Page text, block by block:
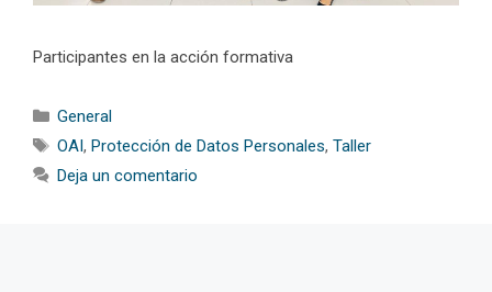
Participantes en la acción formativa
Categorías
General
Etiquetas
OAI, Protección de Datos Personales, Taller
Deja un comentario